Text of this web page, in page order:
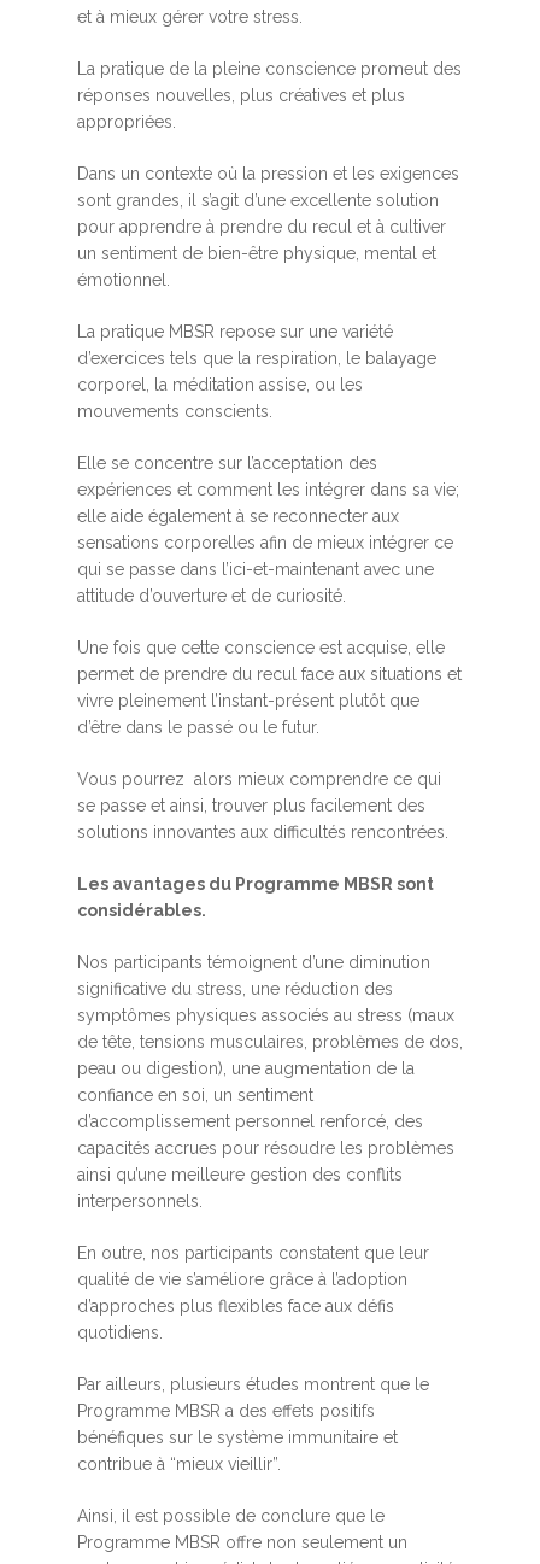
et à mieux gérer votre stress.
La pratique de la pleine conscience promeut des
réponses nouvelles, plus créatives et plus
appropriées.
Dans un contexte où la pression et les exigences
sont grandes, il s’agit d’une excellente solution
pour apprendre à prendre du recul et à cultiver
un sentiment de bien-être physique, mental et
émotionnel.
La pratique MBSR repose sur une variété
d’exercices tels que la respiration, le balayage
corporel, la méditation assise, ou les
mouvements conscients.
Elle se concentre sur l’acceptation des
expériences et comment les intégrer dans sa vie;
elle aide également à se reconnecter aux
sensations corporelles afin de mieux intégrer ce
qui se passe dans l’ici-et-maintenant avec une
attitude d’ouverture et de curiosité.
Une fois que cette conscience est acquise, elle
permet de prendre du recul face aux situations et
vivre pleinement l’instant-présent plutôt que
d’être dans le passé ou le futur.
Vous pourrez alors mieux comprendre ce qui
se passe et ainsi, trouver plus facilement des
solutions innovantes aux difficultés rencontrées.
Les avantages du Programme MBSR sont
considérables.
Nos participants témoignent d’une diminution
significative du stress, une réduction des
symptômes physiques associés au stress (maux
de tête, tensions musculaires, problèmes de dos,
peau ou digestion), une augmentation de la
confiance en soi, un sentiment
d’accomplissement personnel renforcé, des
capacités accrues pour résoudre les problèmes
ainsi qu’une meilleure gestion des conflits
interpersonnels.
En outre, nos participants constatent que leur
qualité de vie s’améliore grâce à l’adoption
d’approches plus flexibles face aux défis
quotidiens.
Par ailleurs, plusieurs études montrent que le
Programme MBSR a des effets positifs
bénéfiques sur le système immunitaire et
contribue à “mieux vieillir”.
Ainsi, il est possible de conclure que le
Programme MBSR offre non seulement un